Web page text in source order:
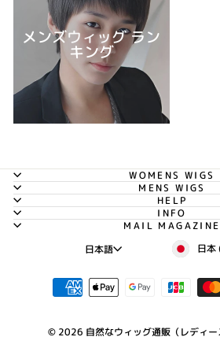
メンズウィッグ ラン
キング
WOMENS WIGS
MENS WIGS
HELP
INFO
MAIL MAGAZINE
言
日本語 通
貨
日本
© 2026 自然なウィッグ通販（レディー